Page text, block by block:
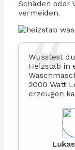
Schäden oder
vermeiden.
Wusstest
Heizstab in
2000 Watt
erzeugen